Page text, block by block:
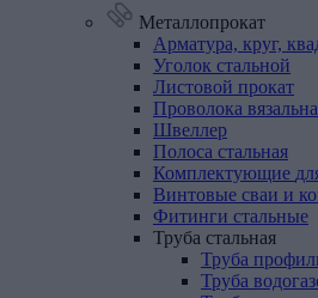
Металлопрокат
Арматура, круг,
Уголок стальной
Листовой прокат
Проволока
Швеллер
Полоса стальная
Комплектующие
Винтовые сваи и
Фитинги стальные
Труба стальная
Труба
Труба